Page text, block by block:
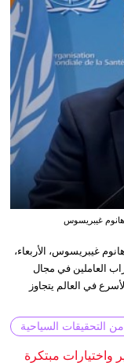
غيبريسوس
غيبريسوس، الأربعاء،
العاملين في مجال
في العالم يتجاوز
من التحقيقات السياحية
مبتكرة